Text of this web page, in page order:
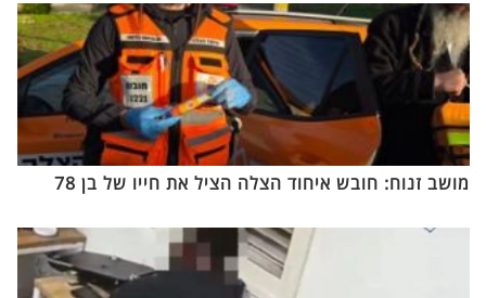
מושב זנוח: חובש איחוד הצלה הציל את חייו של בן 78